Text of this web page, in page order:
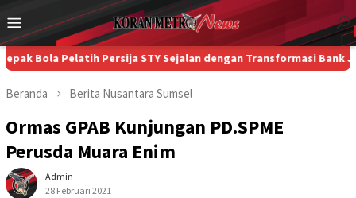
ke
konten
Menu
Mobile
Persija STY Sejalan dengan Transformasi Bank Jakarta
Beranda Berita Nusantara Sumsel
Ormas GPAB Kunjungan PD.SPME
Perusda Muara Enim
Admin
28 Februari 2021